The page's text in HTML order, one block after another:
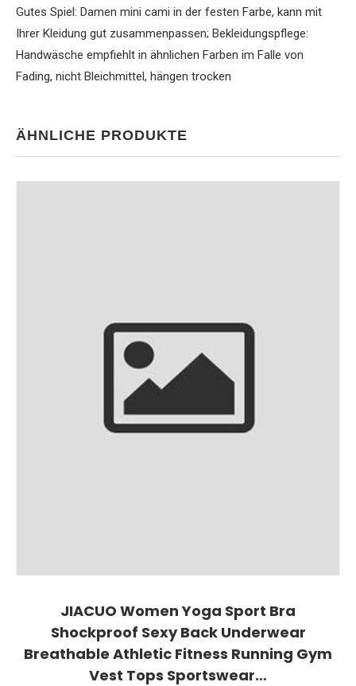
Gutes Spiel: Damen mini cami in der festen Farbe, kann mit
Ihrer Kleidung gut zusammenpassen; Bekleidungspflege:
Handwäsche empfiehlt in ähnlichen Farben im Falle von
Fading, nicht Bleichmittel, hängen trocken
ÄHNLICHE PRODUKTE
JIACUO Women Yoga Sport Bra
Shockproof Sexy Back Underwear
Breathable Athletic Fitness Running Gym
Vest Tops Sportswear…